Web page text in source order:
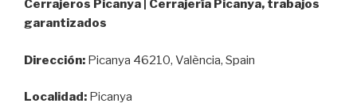
Cerrajeros Picanya | Cerrajería Picanya, trabajos
garantizados
Dirección: Picanya 46210, València, Spain
Localidad: Picanya